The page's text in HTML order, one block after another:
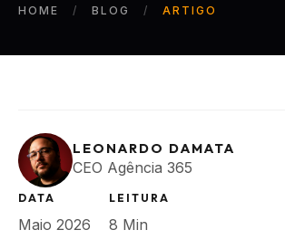
HOME BLOG ARTIGO
LEONARDO DAMATA
CEO Agência 365
DATA
Maio 2026
LEITURA
8 Min